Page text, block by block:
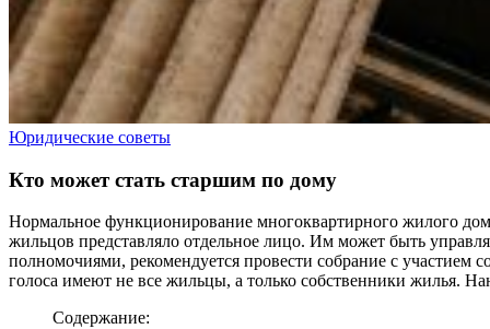
Юридические советы
Кто может стать старшим по дому
Нормальное функционирование многоквартирного жилого
жильцов представляло отдельное лицо. Им может быть
полномочиями, рекомендуется провести собрание с
голоса имеют не все жильцы, а только собственники жилья.
Содержание: